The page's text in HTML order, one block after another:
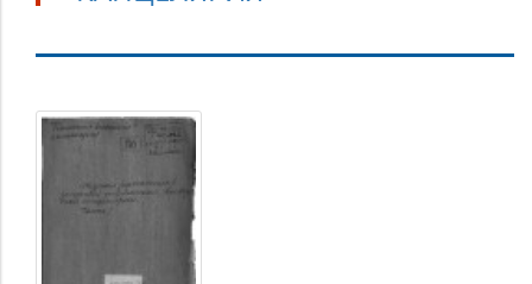
Тюменская
воеводская
канцелярия